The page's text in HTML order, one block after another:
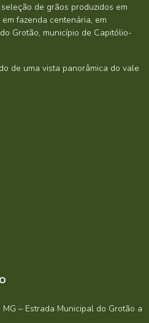
de grãos produzidos em
fazenda centenária, em
Grotão, município de Capitólio-
de uma vista panorâmica do vale
– Estrada Municipal do Grotão a